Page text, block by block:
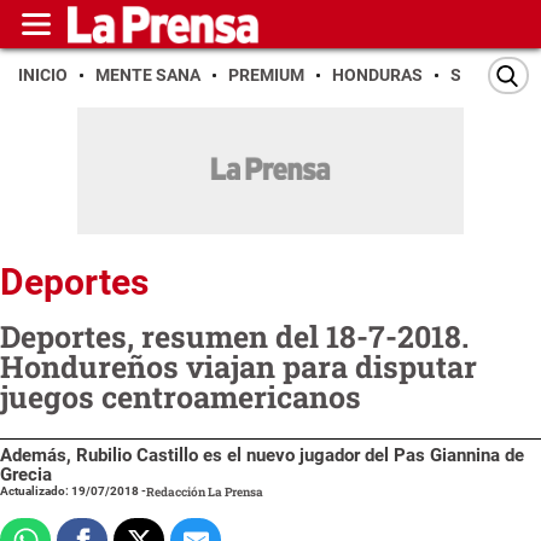
INICIO MENTE SANA PREMIUM HONDURAS SAN PEDRO
Deportes
Deportes, resumen del 18-7-2018.
Hondureños viajan para disputar
juegos centroamericanos
Además, Rubilio Castillo es el nuevo jugador del Pas Giannina de
Grecia
Actualizado: 19/07/2018-Redacción La Prensa